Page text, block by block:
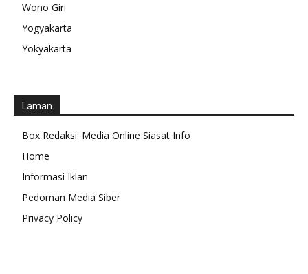
Wono Giri
Yogyakarta
Yokyakarta
Laman
Box Redaksi: Media Online Siasat Info
Home
Informasi Iklan
Pedoman Media Siber
Privacy Policy